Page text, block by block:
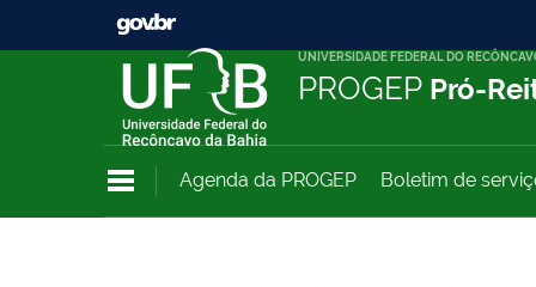
UNIVERSIDADE FEDERAL DO
PROGEP Pró-
Agenda da PROGEP Boletim de